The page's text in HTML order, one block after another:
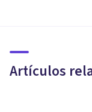
Artículos